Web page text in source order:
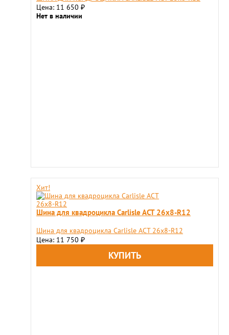
Цена: 11 650 ₽
Нет в наличии
Хит!
Шина для квадроцикла Carlisle ACT 26x8-R12
Шина для квадроцикла Carlisle ACT 26x8-R12
Цена: 11 750 ₽